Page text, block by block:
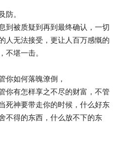
防。
到被质疑到再到最终确认，一切
人无法接受，更让人百万感慨的
不堪一击。
你如何落魄潦倒，
你有怎样享之不尽的财富，不管
死神要带走你的时候，什么好东
不得的东西，什么放不下的东